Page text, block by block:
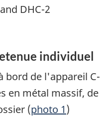
DHC-2
individuel
bord de l'appareil C-
en métal massif, de
(photo 1)